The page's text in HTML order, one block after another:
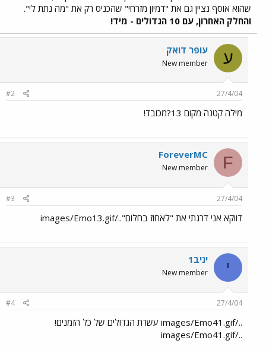
שהוא אוסף נציין גם את "דמיון מזרחי" שהכניס רק את "מה נתת לי".
והחלק האחרון, עם 10 הגדולים - מיד!
ע עופר דואק
New member
27/4/04
#2
מילה קטנה מקום 13?מכובד!
F
ForeverMC
New member
27/4/04
#3
דווקא אני דרגתי את "לאחוז בחלום"../images/Emo13.gif
י יניב1
New member
27/4/04
#4
../images/Emo41.gif עשרת הגדולים של כל הזמנים!
../images/Emo41.gif